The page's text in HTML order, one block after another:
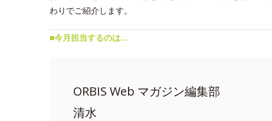
わりでご紹介します。
■今月担当するのは…
ORBIS Web マガジン編集部
清水